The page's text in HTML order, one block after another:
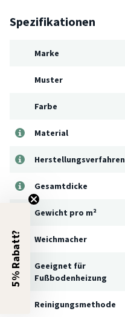
Spezifikationen
Marke
Muster
Farbe
Material
Herstellungsverfahren
Gesamtdicke
Gewicht pro m²
Weichmacher
Geeignet für
Fußbodenheizung
Reinigungsmethode
5% Rabatt?